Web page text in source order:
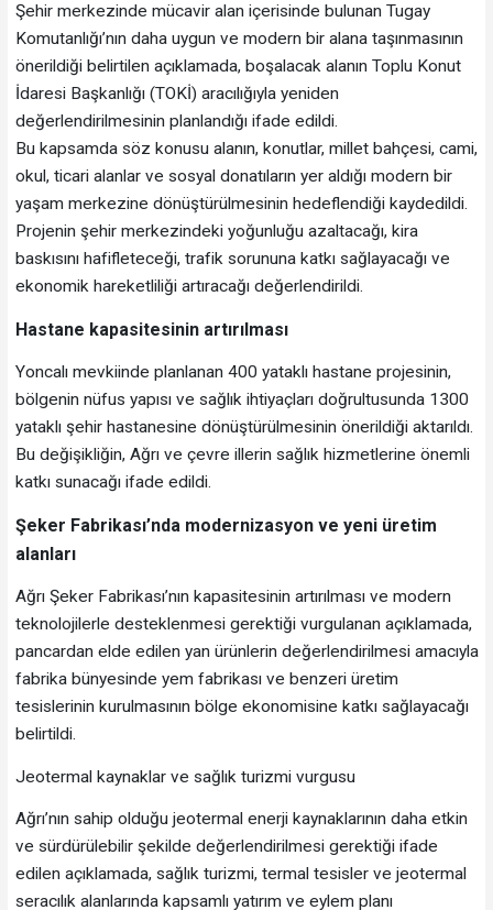
Şehir merkezinde mücavir alan içerisinde bulunan Tugay
Komutanlığı’nın daha uygun ve modern bir alana taşınmasının
önerildiği belirtilen açıklamada, boşalacak alanın Toplu Konut
İdaresi Başkanlığı (TOKİ) aracılığıyla yeniden
değerlendirilmesinin planlandığı ifade edildi.
Bu kapsamda söz konusu alanın, konutlar, millet bahçesi, cami,
okul, ticari alanlar ve sosyal donatıların yer aldığı modern bir
yaşam merkezine dönüştürülmesinin hedeflendiği kaydedildi.
Projenin şehir merkezindeki yoğunluğu azaltacağı, kira
baskısını hafifleteceği, trafik sorununa katkı sağlayacağı ve
ekonomik hareketliliği artıracağı değerlendirildi.
Hastane kapasitesinin artırılması
Yoncalı mevkiinde planlanan 400 yataklı hastane projesinin,
bölgenin nüfus yapısı ve sağlık ihtiyaçları doğrultusunda 1300
yataklı şehir hastanesine dönüştürülmesinin önerildiği aktarıldı.
Bu değişikliğin, Ağrı ve çevre illerin sağlık hizmetlerine önemli
katkı sunacağı ifade edildi.
Şeker Fabrikası’nda modernizasyon ve yeni üretim
alanları
Ağrı Şeker Fabrikası’nın kapasitesinin artırılması ve modern
teknolojilerle desteklenmesi gerektiği vurgulanan açıklamada,
pancardan elde edilen yan ürünlerin değerlendirilmesi amacıyla
fabrika bünyesinde yem fabrikası ve benzeri üretim
tesislerinin kurulmasının bölge ekonomisine katkı sağlayacağı
belirtildi.
Jeotermal kaynaklar ve sağlık turizmi vurgusu
Ağrı’nın sahip olduğu jeotermal enerji kaynaklarının daha etkin
ve sürdürülebilir şekilde değerlendirilmesi gerektiği ifade
edilen açıklamada, sağlık turizmi, termal tesisler ve jeotermal
seracılık alanlarında kapsamlı yatırım ve eylem planı